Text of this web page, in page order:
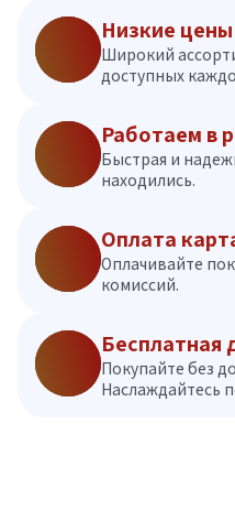
Низкие цены
Широкий
доступных
Работаем в
Быстрая и
находились.
Оплата
Оплачивайте
комиссий.
Бесплатная
Покупайте без
Наслаждайтесь